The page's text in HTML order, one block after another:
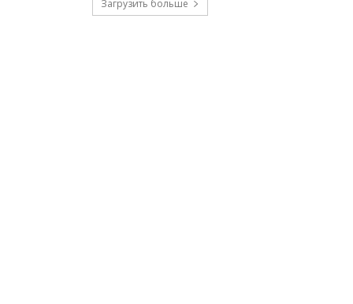
Загрузить больше